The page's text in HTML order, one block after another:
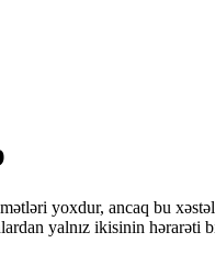
yoxdur, ancaq bu
yalnız ikisinin hərarəti